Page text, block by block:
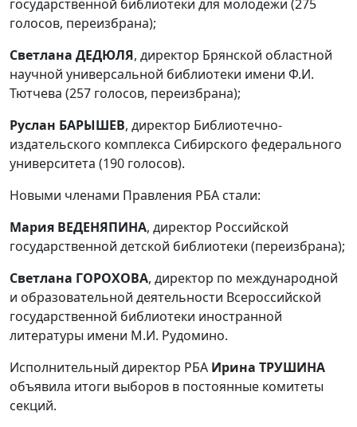
государственной библиотеки для молодёжи (275
голосов, переизбрана);
Светлана ДЕДЮЛЯ, директор Брянской областной
научной универсальной библиотеки имени Ф.И.
Тютчева (257 голосов, переизбрана);
Руслан БАРЫШЕВ, директор Библиотечно-
издательского комплекса Сибирского федерального
университета (190 голосов).
Новыми членами Правления РБА стали:
Мария ВЕДЕНЯПИНА, директор Российской
государственной детской библиотеки (переизбрана);
Светлана ГОРОХОВА, директор по международной
и образовательной деятельности Всероссийской
государственной библиотеки иностранной
литературы имени М.И. Рудомино.
Исполнительный директор РБА Ирина ТРУШИНА
объявила итоги выборов в постоянные комитеты
секций.